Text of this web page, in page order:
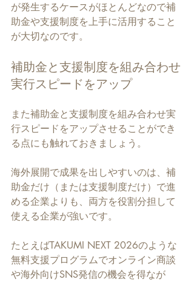
が発生するケースがほとんどなので補
助金や支援制度を上手に活用すること
が大切なのです。
補助金と支援制度を組み合わせ
実行スピードをアップ
また補助金と支援制度を組み合わせ実
行スピードをアップさせることができ
る点にも触れておきましょう。
海外展開で成果を出しやすいのは、補
助金だけ（または支援制度だけ）で進
める企業よりも、両方を役割分担して
使える企業が強いです。
たとえばTAKUMI NEXT 2026のような
無料支援プログラムでオンライン商談
や海外向けSNS発信の機会を得なが